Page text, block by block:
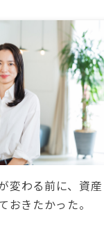
変わる前に、資産
おきたかった。